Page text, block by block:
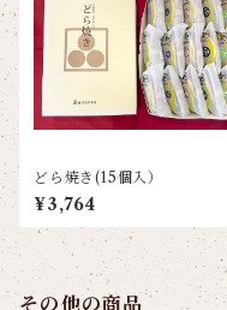
どら焼き(15個入）
¥3,764
その他の商品